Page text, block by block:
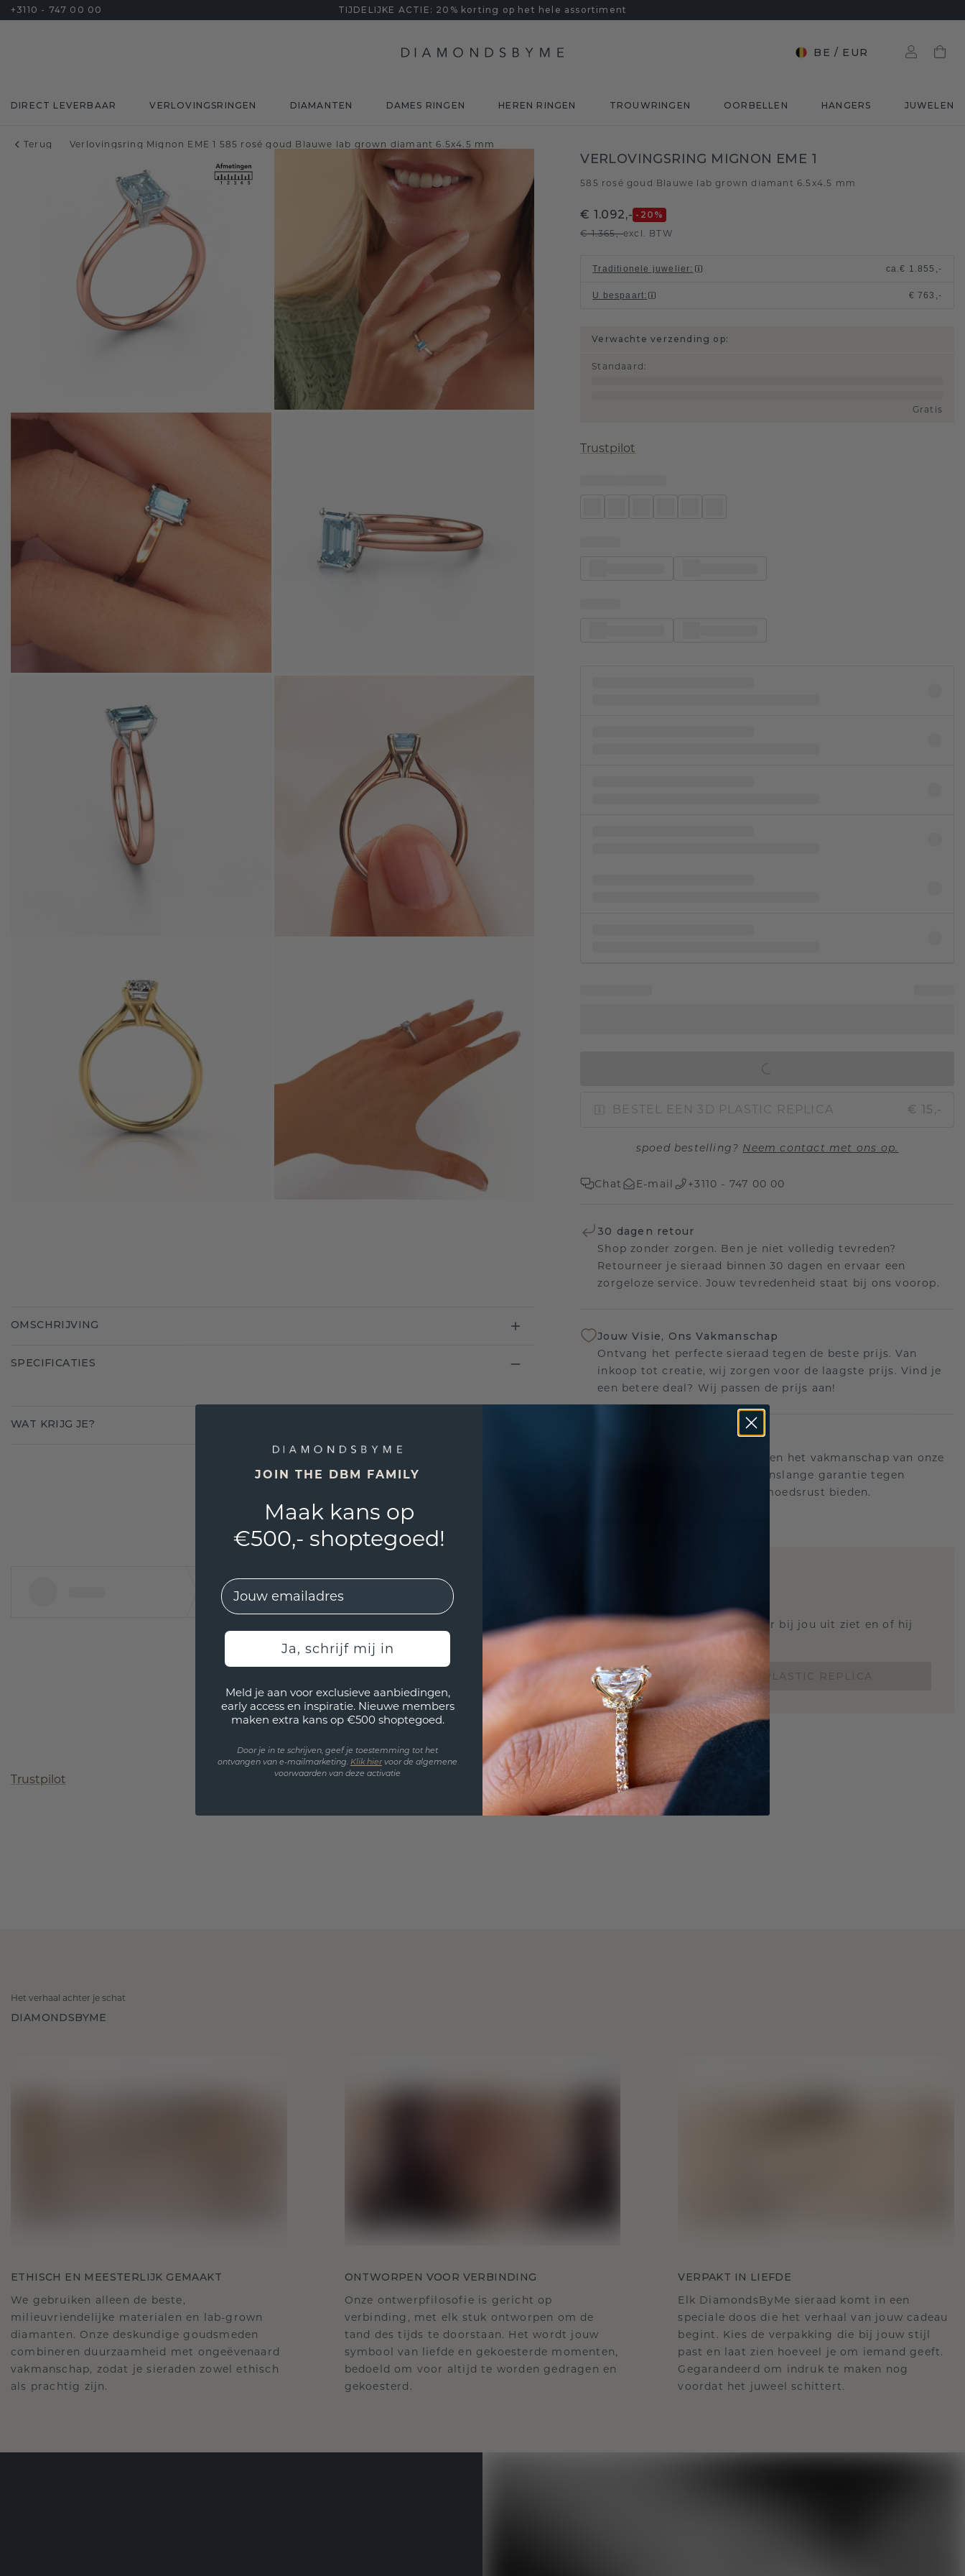
+3110 - 747 00 00 TIJDELIJKE ACTIE: 20% korting op het hele assortiment
BE / EUR
DIRECT LEVERBAAR VERLOVINGSRINGEN DIAMANTEN DAMES RINGEN HEREN RINGEN TROUWRINGEN OORBELLEN HANGERS JUWELEN
Terug Verlovingsring Mignon EME 1 585 rosé goud Blauwe lab grown diamant 6.5x4.5 mm
VERLOVINGSRING MIGNON EME 1
585 rosé goud Blauwe lab grown diamant 6.5x4.5 mm
€ 1.092,- -20 %
€ 1.365,-excl. BTW
Traditionele juwelier: ca.€ 1.855,-
U bespaart: € 763,-
Verwachte verzending op:
Standaard :
Gratis
Trustpilot
BESTEL EEN 3D PLASTIC REPLICA € 15,-
spoed bestelling? Neem contact met ons op.
Chat E-mail +3110 - 747 00 00
30 dagen retour
Shop zonder zorgen. Ben je niet volledig tevreden?
Retourneer je sieraad binnen 30 dagen en ervaar een
zorgeloze service. Jouw tevredenheid staat bij ons voorop.
Jouw Visie, Ons Vakmanschap
Ontvang het perfecte sieraad tegen de beste prijs. Van
inkoop tot creatie, wij zorgen voor de laagste prijs. Vind je
een betere deal? Wij passen de prijs aan!
Wij staan achter de kwaliteit en het vakmanschap van onze
sieraden. Daarom: gratis levenslange garantie tegen
defecten die u voor altijd gemoedsrust bieden.
Wil jij weten hoe deze ring er bij jou uit ziet en of hij
past? Nu vanaf slechts €15,-
BESTEL EEN 3D PLASTIC REPLICA
OMSCHRIJVING
SPECIFICATIES
WAT KRIJG JE?
Trustpilot
Het verhaal achter je schat
DIAMONDSBYME
ETHISCH EN MEESTERLIJK GEMAAKT
We gebruiken alleen de beste,
milieuvriendelijke materialen en lab-grown
diamanten. Onze deskundige goudsmeden
combineren duurzaamheid met ongeëvenaard
vakmanschap, zodat je sieraden zowel ethisch
als prachtig zijn.
ONTWORPEN VOOR VERBINDING
Onze ontwerpfilosofie is gericht op
verbinding, met elk stuk ontworpen om de
tand des tijds te doorstaan. Het wordt jouw
symbool van liefde en gekoesterde momenten,
bedoeld om voor altijd te worden gedragen en
gekoesterd.
VERPAKT IN LIEFDE
Elk DiamondsByMe sieraad komt in een
speciale doos die het verhaal van jouw cadeau
begint. Kies de verpakking die bij jouw stijl
past en laat zien hoeveel je om iemand geeft.
Gegarandeerd om indruk te maken nog
voordat het juweel schittert.
JOIN THE DBM FAMILY
Maak kans op
€500,- shoptegoed!
EMail
Ja, schrijf mij in
Meld je aan voor exclusieve aanbiedingen,
early access en inspiratie. Nieuwe members
maken extra kans op €500 shoptegoed.
Door je in te schrijven, geef je toestemming tot het
ontvangen van e-mailmarketing. Klik hiervoor de algemene
voorwaarden van deze activatie